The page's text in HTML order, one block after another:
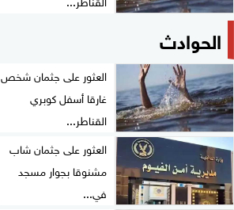
الحوادث
العثور على جثمان شخص
غارقا أسفل كوبري
القناطر...
العثور على جثمان شاب
مشنوقا بجوار مسجد
في...